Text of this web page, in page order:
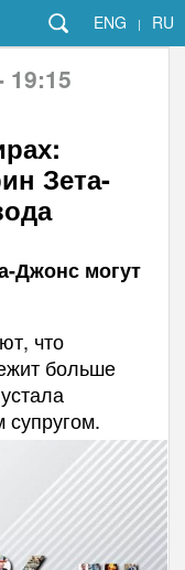
ENG | RU
19:15
Зета-
Джонс могут
что
больше